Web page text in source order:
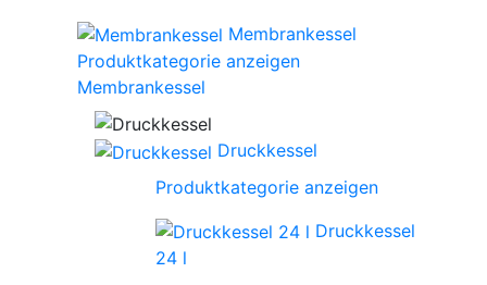
Membrankessel
Produktkategorie anzeigen
Membrankessel
Druckkessel
Produktkategorie anzeigen
Druckkessel
24 l